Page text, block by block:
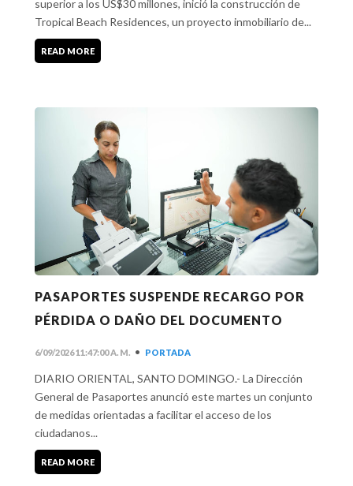
superior a los US$30 millones, inició la construcción de
Tropical Beach Residences, un proyecto inmobiliario de...
READ MORE
PASAPORTES SUSPENDE RECARGO POR
PÉRDIDA O DAÑO DEL DOCUMENTO
6/09/2026 11:47:00 A. M. • PORTADA
DIARIO ORIENTAL, SANTO DOMINGO.- La Dirección
General de Pasaportes anunció este martes un conjunto
de medidas orientadas a facilitar el acceso de los
ciudadanos...
READ MORE